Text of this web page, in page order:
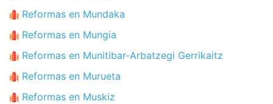
Reformas en Mundaka
Reformas en Mungia
Reformas en Munitibar-Arbatzegi Gerrikaitz
Reformas en Murueta
Reformas en Muskiz